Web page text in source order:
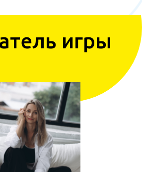
игры